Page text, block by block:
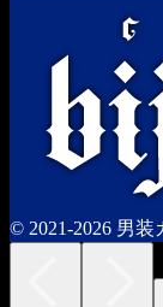
© 2021-2026 男